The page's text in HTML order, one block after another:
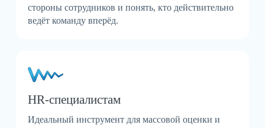
стороны сотрудников и понять, кто действительно
ведёт команду вперёд.
HR-специалистам
Идеальный инструмент для массовой оценки и